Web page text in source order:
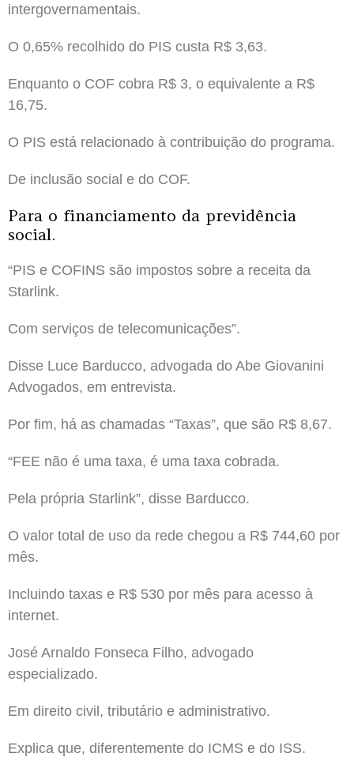
intergovernamentais.
O 0,65% recolhido do PIS custa R$ 3,63.
Enquanto o COF cobra R$ 3, o equivalente a R$
16,75.
O PIS está relacionado à contribuição do programa.
De inclusão social e do COF.
Para o financiamento da previdência
social.
“PIS e COFINS são impostos sobre a receita da
Starlink.
Com serviços de telecomunicações”.
Disse Luce Barducco, advogada do Abe Giovanini
Advogados, em entrevista.
Por fim, há as chamadas “Taxas”, que são R$ 8,67.
“FEE não é uma taxa, é uma taxa cobrada.
Pela própria Starlink”, disse Barducco.
O valor total de uso da rede chegou a R$ 744,60 por
mês.
Incluindo taxas e R$ 530 por mês para acesso à
internet.
José Arnaldo Fonseca Filho, advogado
especializado.
Em direito civil, tributário e administrativo.
Explica que, diferentemente do ICMS e do ISS.